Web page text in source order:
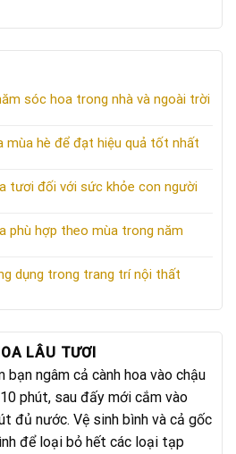
sóc hoa trong nhà và ngoài trời
mùa hè để đạt hiệu quả tốt nhất
tươi đối với sức khỏe con người
phù hợp theo mùa trong năm
dụng trong trang trí nội thất
LÂU TƯƠI
ngâm cả cành hoa vào chậu
phút, sau đấy mới cắm vào
đủ nước. Vệ sinh bình và cả gốc
để loại bỏ hết các loại tạp